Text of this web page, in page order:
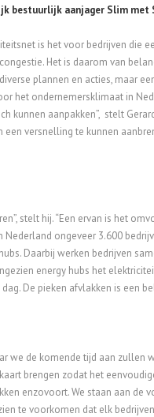
bestuurlijk aanjager Slim
is het voor bedrijven
Het is daarom van
plannen en acties, maar
het ondernemersklimaat in
kunnen aanpakken”, stelt
versnelling te kunnen
stelt hij. “Een ervan is het
ongeveer 3.600
Daarbij werken bedrijven
energy hubs het
De pieken afvlakken is een
we de komende tijd aan
brengen zodat het
enzovoort. We staan aan de
te voorkomen dat elk